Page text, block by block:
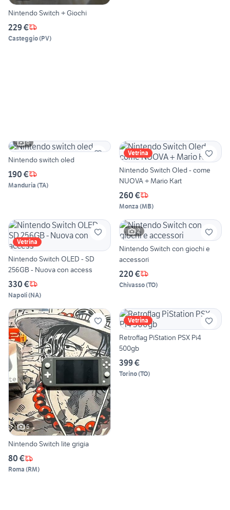
Nintendo Switch + Giochi
229 €
Casteggio(PV)
6
Nintendo switch oled
190 €
Manduria (TA)
Vetrina
Nintendo Switch Oled - come
NUOVA + Mario Kart
260 €
Monza (MB)
Vetrina
Nintendo Switch OLED - SD
256GB - Nuova con access
330 €
Napoli(NA)
2
Nintendo Switch con giochi e
accessori
220 €
Chivasso(TO)
5
Nintendo Switch lite grigia
80 €
Roma (RM)
Vetrina
Retroflag PiStation PSX Pi4
500gb
399 €
Torino(TO)